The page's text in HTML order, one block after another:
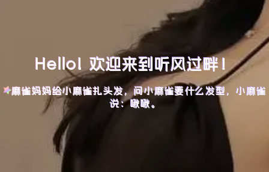
Hello! 欢迎来到听风过畔！
麻雀妈妈给小麻雀扎头发，问小麻雀要什么发型，小麻雀
说：啾啾。